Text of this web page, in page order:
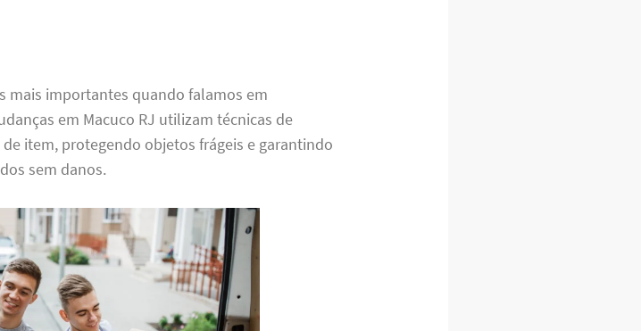
mais importantes quando falamos em
em Macuco RJ utilizam técnicas de
item, protegendo objetos frágeis e garantindo
sem danos.